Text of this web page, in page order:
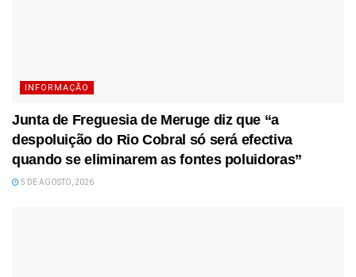
INFORMAÇÃO
Junta de Freguesia de Meruge diz que “a
despoluição do Rio Cobral só será efectiva
quando se eliminarem as fontes poluidoras”
5 DE AGOSTO, 2026